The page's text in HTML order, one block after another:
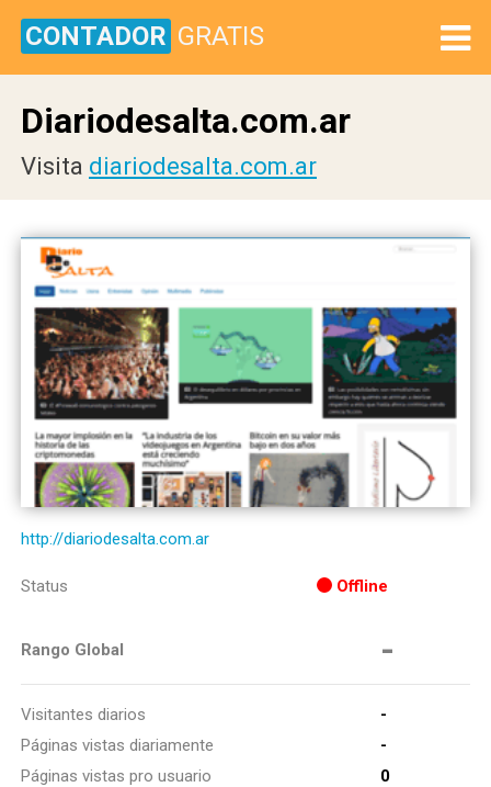
CONTADOR GRATIS
Diariodesalta.com.ar
Visita diariodesalta.com.ar
http://diariodesalta.com.ar
Status Offline
Rango Global -
Visitantes diarios
-
Páginas vistas diariamente
-
Páginas vistas pro usuario
0